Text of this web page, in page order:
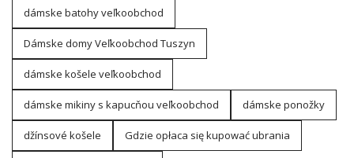
dámske batohy veľkoobchod
Dámske domy Veľkoobchod Tuszyn
dámske košele veľkoobchod
dámske mikiny s kapucňou veľkoobchod dámske ponožky
džínsové košele Gdzie opłaca się kupować ubrania